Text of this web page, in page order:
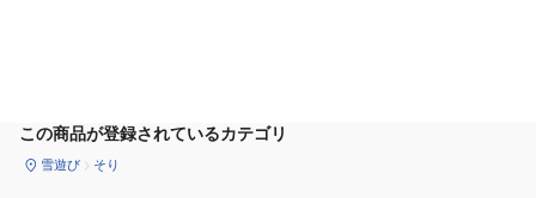
この商品が登録されているカテゴリ
雪遊び そり